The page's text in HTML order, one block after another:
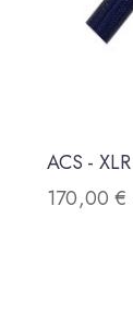
ACS - XLR
170,00€